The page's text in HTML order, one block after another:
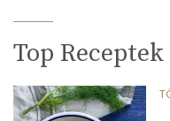
Top Receptek